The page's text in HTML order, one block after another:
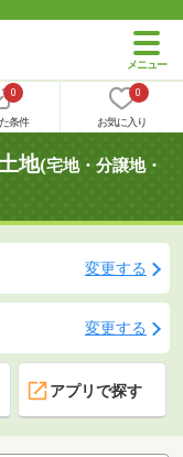
0
条件
0
お気に入り
地(宅地・分譲地・
変更する
変更する
アプリで探す